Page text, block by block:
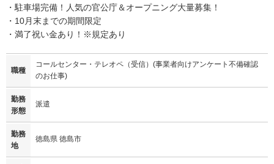
・駐車場完備！人気の官公庁＆オープニング大量募集！
・10月末までの期間限定
・満了祝い金あり！※規定あり
職種
コールセンター・テレオペ（受信）(事業者向けアンケート不備確認
のお仕事)
勤務
形態
派遣
勤務
地
徳島県 徳島市